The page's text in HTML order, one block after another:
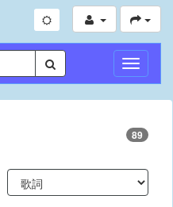
切
換
導
89